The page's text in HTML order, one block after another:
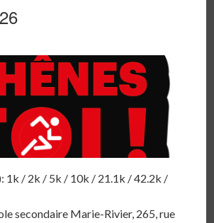
1k / 2k / 5k / 10k / 21.1k / 42.2k /
secondaire Marie-Rivier, 265, rue